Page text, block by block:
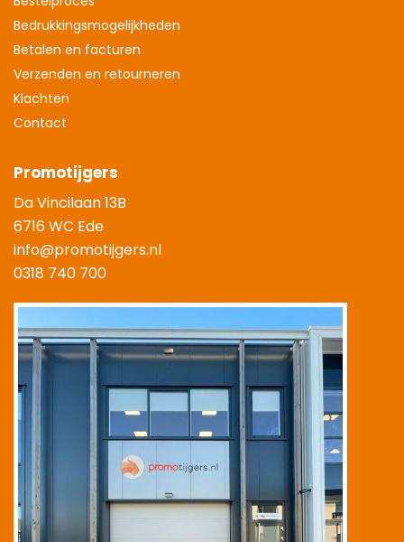
Bedrukkingsmogelijkheden
Betalen en facturen
Verzenden en retourneren
Klachten
Contact
Promotijgers
Da Vincilaan 13B
6716 WC Ede
info@promotijgers.nl
0318 740 700